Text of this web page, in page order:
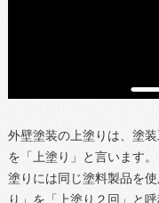
外壁塗装の上塗りは、塗装
を「上塗り」と言います
塗りには同じ塗料製品を